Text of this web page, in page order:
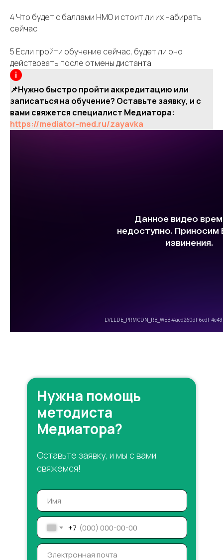
4 Что будет с баллами НМО и стоит ли их набирать
сейчас
5 Если пройти обучение сейчас, будет ли оно
действовать после отмены дистанта
📌Нужно быстро пройти аккредитацию или
записаться на обучение? Оставьте заявку, и с
вами свяжется специалист Медиатора:
https://mediator-med.ru/zayavka
Нужна помощь
методиста
Медиатора?
+7
Оставьте заявку, и мы с вами
свяжемся!